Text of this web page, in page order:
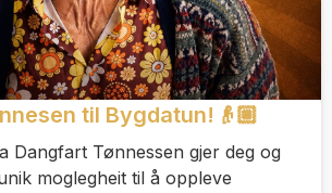
til Bygdatun!👴🏼
Dangfart Tønnessen gjer deg og
moglegheit til å oppleve